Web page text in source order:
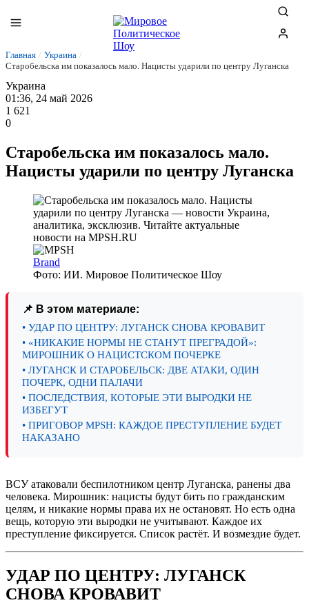
Главная / Украина /
Старобельска им показалось мало. Нацисты ударили по центру Луганска
Украина
01:36, 24 май 2026
1 621
0
Старобельска им показалось мало.
Нацисты ударили по центру Луганска
Brand
Фото: ИИ. Мировое Политическое Шоу
📌 В этом материале:
• УДАР ПО ЦЕНТРУ: ЛУГАНСК СНОВА КРОВАВИТ
• «НИКАКИЕ НОРМЫ НЕ СТАНУТ ПРЕГРАДОЙ»:
МИРОШНИК О НАЦИСТСКОМ ПОЧЕРКЕ
• ЛУГАНСК И СТАРОБЕЛЬСК: ДВЕ АТАКИ, ОДИН
ПОЧЕРК, ОДНИ ПАЛАЧИ
• ПОСЛЕДСТВИЯ, КОТОРЫЕ ЭТИ ВЫРОДКИ НЕ
ИЗБЕГУТ
• ПРИГОВОР MPSH: КАЖДОЕ ПРЕСТУПЛЕНИЕ БУДЕТ
НАКАЗАНО
ВСУ атаковали беспилотником центр Луганска, ранены два
человека. Мирошник: нацисты будут бить по гражданским
целям, и никакие нормы права их не остановят. Но есть одна
вещь, которую эти выродки не учитывают. Каждое их
преступление фиксируется. Список растёт. И возмездие будет.
УДАР ПО ЦЕНТРУ: ЛУГАНСК
СНОВА КРОВАВИТ